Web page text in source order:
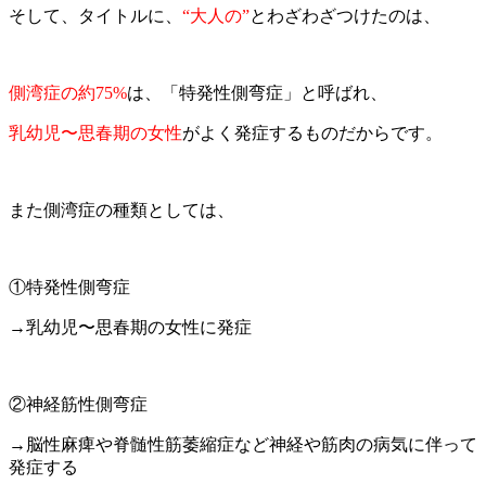
そして、タイトルに、 “大人の”とわざわざつけたのは、
側湾症の約75%は、「特発性側弯症」と呼ばれ、
乳幼児〜思春期の女性がよく発症するものだからです。
また側湾症の種類としては、
①特発性側弯症
→乳幼児〜思春期の女性に発症
②神経筋性側弯症
→脳性麻痺や脊髄性筋萎縮症など神経や筋肉の病気に伴って
発症する